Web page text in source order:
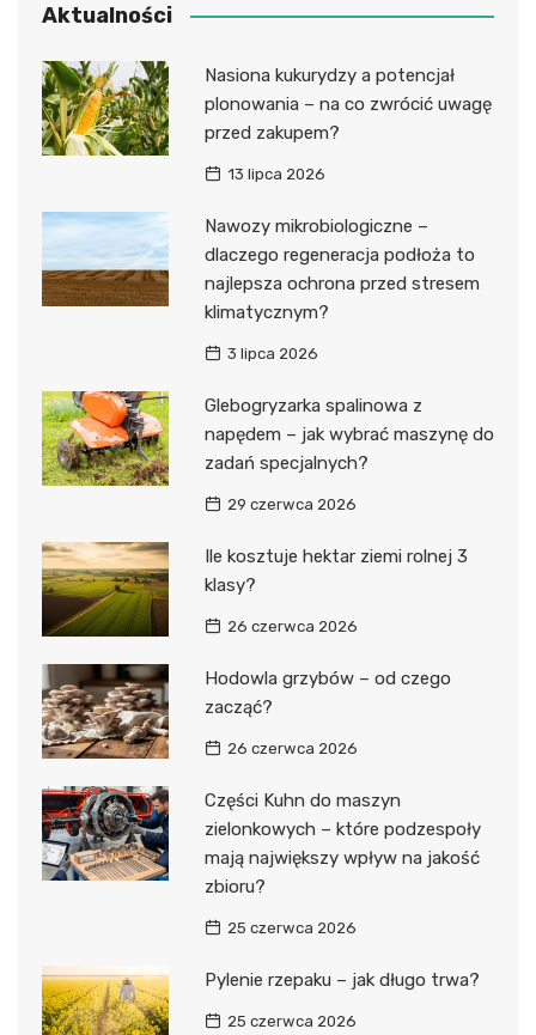
Aktualności
Nasiona kukurydzy a potencjał
plonowania – na co zwrócić uwagę
przed zakupem?
13 lipca 2026
Nawozy mikrobiologiczne –
dlaczego regeneracja podłoża to
najlepsza ochrona przed stresem
klimatycznym?
3 lipca 2026
Glebogryzarka spalinowa z
napędem – jak wybrać maszynę do
zadań specjalnych?
29 czerwca 2026
Ile kosztuje hektar ziemi rolnej 3
klasy?
26 czerwca 2026
Hodowla grzybów – od czego
zacząć?
26 czerwca 2026
Części Kuhn do maszyn
zielonkowych – które podzespoły
mają największy wpływ na jakość
zbioru?
25 czerwca 2026
Pylenie rzepaku – jak długo trwa?
25 czerwca 2026